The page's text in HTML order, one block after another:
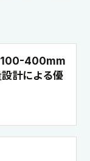
100-400mm
計による優